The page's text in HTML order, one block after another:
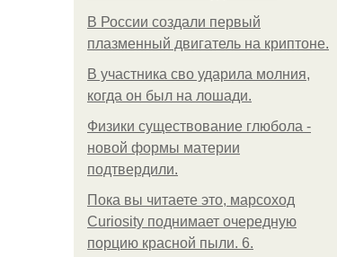
В России создали первый
плазменный двигатель на криптоне.
В участника сво ударила молния,
когда он был на лошади.
Физики существование глюбола -
новой формы материи
подтвердили.
Пока вы читаете это, марсоход
Curiosity поднимает очередную
порцию красной пыли. 6.